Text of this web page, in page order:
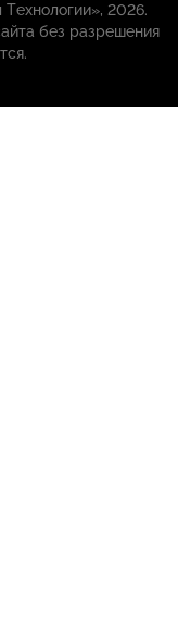
2026.
без разрешения